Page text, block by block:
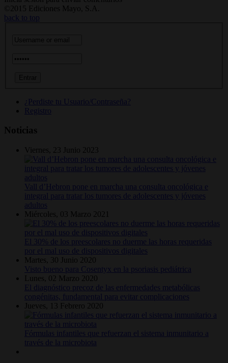
©2015 Ediciones Mayo, S.A.
back to top
¿Perdiste tu Usuario/Contraseña?
Registro
Noticias
Viernes, 23 Junio 2023
Vall d’Hebron pone en marcha una consulta oncológica e
integral para tratar los tumores de adolescentes y jóvenes
adultos
Miércoles, 03 Marzo 2021
El 30% de los preescolares no duerme las horas requeridas
por el mal uso de dispositivos digitales
Martes, 30 Junio 2020
Visto bueno para Cosentyx en la psoriasis pediátrica
Lunes, 02 Marzo 2020
El diagnóstico precoz de las enfermedades metabólicas
congénitas, fundamental para evitar complicaciones
Jueves, 13 Febrero 2020
Fórmulas infantiles que refuerzan el sistema inmunitario a
través de la microbiota